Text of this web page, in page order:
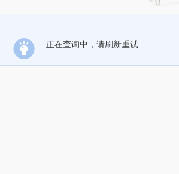
正在查询中，请刷新重试